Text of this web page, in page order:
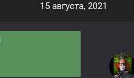
15 августа, 2021